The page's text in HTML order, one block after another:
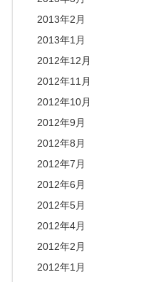
2013年2月
2013年1月
2012年12月
2012年11月
2012年10月
2012年9月
2012年8月
2012年7月
2012年6月
2012年5月
2012年4月
2012年2月
2012年1月